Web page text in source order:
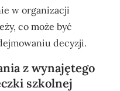
w organizacji
co może być
decyzji.
z wynajętego
szkolnej